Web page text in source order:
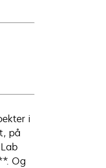
i
på
Og